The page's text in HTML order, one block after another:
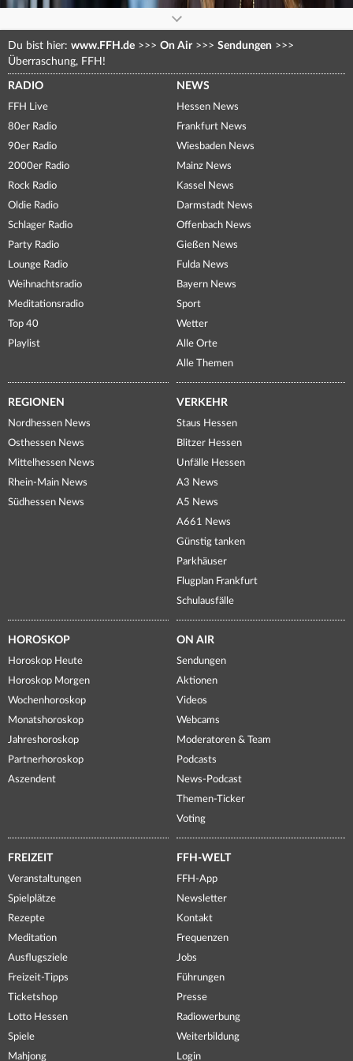
Du bist hier: www.FFH.de >>> On Air >>> Sendungen >>>
Überraschung, FFH!
RADIO
FFH Live
80er Radio
90er Radio
2000er Radio
Rock Radio
Oldie Radio
Schlager Radio
Party Radio
Lounge Radio
Weihnachtsradio
Meditationsradio
Top 40
Playlist
NEWS
Hessen News
Frankfurt News
Wiesbaden News
Mainz News
Kassel News
Darmstadt News
Offenbach News
Gießen News
Fulda News
Bayern News
Sport
Wetter
Alle Orte
Alle Themen
REGIONEN
Nordhessen News
Osthessen News
Mittelhessen News
Rhein-Main News
Südhessen News
VERKEHR
Staus Hessen
Blitzer Hessen
Unfälle Hessen
A3 News
A5 News
A661 News
Günstig tanken
Parkhäuser
Flugplan Frankfurt
Schulausfälle
HOROSKOP
Horoskop Heute
Horoskop Morgen
Wochenhoroskop
Monatshoroskop
Jahreshoroskop
Partnerhoroskop
Aszendent
ON AIR
Sendungen
Aktionen
Videos
Webcams
Moderatoren & Team
Podcasts
News-Podcast
Themen-Ticker
Voting
FREIZEIT
Veranstaltungen
Spielplätze
Rezepte
Meditation
Ausflugsziele
Freizeit-Tipps
Ticketshop
Lotto Hessen
Spiele
Mahjong
FFH-WELT
FFH-App
Newsletter
Kontakt
Frequenzen
Jobs
Führungen
Presse
Radiowerbung
Weiterbildung
Login